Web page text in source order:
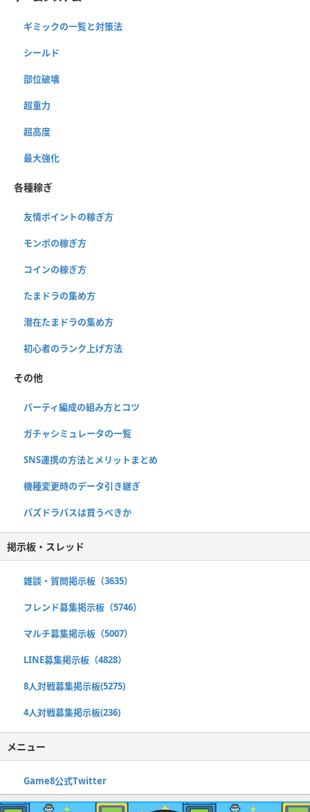
ギミックの一覧と対策法
シールド
部位破壊
超重力
超高度
最大強化
各種稼ぎ
友情ポイントの稼ぎ方
モンポの稼ぎ方
コインの稼ぎ方
たまドラの集め方
潜在たまドラの集め方
初心者のランク上げ方法
その他
パーティ編成の組み方とコツ
ガチャシミュレータの一覧
SNS連携の方法とメリットまとめ
機種変更時のデータ引き継ぎ
パズドラパスは買うべきか
掲示板・スレッド
雑談・質問掲示板（3635）
フレンド募集掲示板（5746）
マルチ募集掲示板（5007）
LINE募集掲示板（4828）
8人対戦募集掲示板(5275)
4人対戦募集掲示板(236)
メニュー
Game8公式Twitter